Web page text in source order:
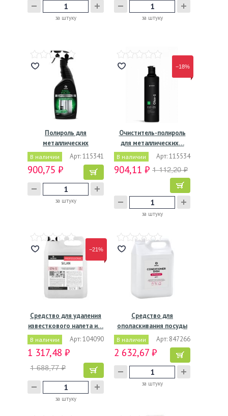
за штуку за штуку
Полироль для
металлических
поверхностей…
В наличии Арт: 115341
900,75 ₽
за штуку
−18%
Очиститель-полироль
для металлических…
В наличии Арт: 115534
904,11 ₽ 1 112,20 ₽
за штуку
−21%
Средство для удаления
известкового налета и…
В наличии Арт: 104090
1 317,48 ₽
1 688,77 ₽
за штуку
Средство для
ополаскивания посуды
в…
В наличии Арт: 847266
2 632,67 ₽
за штуку